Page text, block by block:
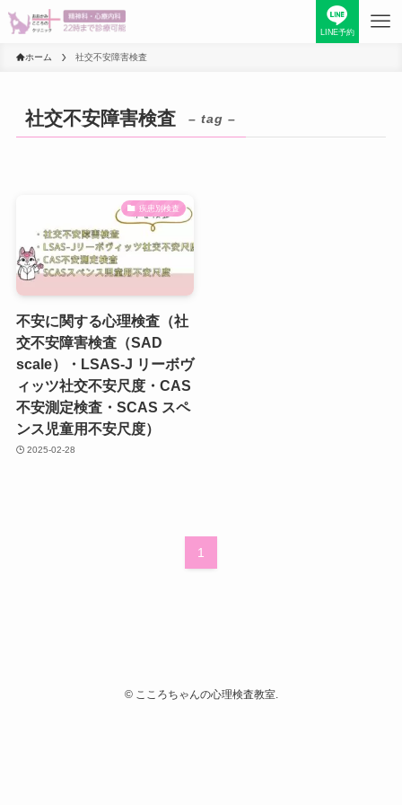
LINE予約
ホーム 社交不安障害検査
社交不安障害検査 – tag –
疾患別検査
不安に関する心理検査（社
交不安障害検査（SAD
scale）・LSAS-J リーボヴ
ィッツ社交不安尺度・CAS
不安測定検査・SCAS スペ
ンス児童用不安尺度）
2025-02-28
1
©こころちゃんの心理検査教室.